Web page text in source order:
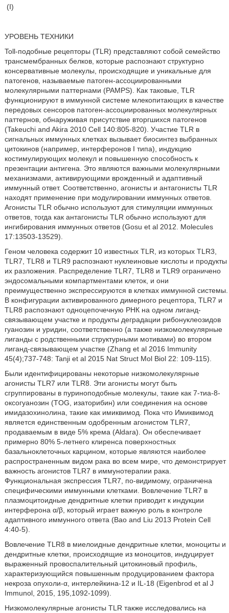
(I)
УРОВЕНЬ ТЕХНИКИ
Toll-подобные рецепторы (TLR) представляют собой семейство
трансмембранных белков, которые распознают структурно
консервативные молекулы, происходящие и уникальные для
патогенов, называемые патоген-ассоциированными
молекулярными паттернами (PAMPS). Как таковые, TLR
функционируют в иммунной системе млекопитающих в качестве
передовых сенсоров патоген-ассоциированных молекулярных
паттернов, обнаруживая присутствие вторгшихся патогенов
(Takeuchi and Akira 2010 Cell 140:805-820). Участие TLR в
сигнальных иммунных клетках вызывает биосинтез выбранных
цитокинов (например, интерферонов I типа), индукцию
костимулирующих молекул и повышенную способность к
презентации антигена. Это являются важными молекулярными
механизмами, активирующими врожденный и адаптивный
иммунный ответ. Соответственно, агонисты и антагонисты TLR
находят применение при модулировании иммунных ответов.
Агонисты TLR обычно используют для стимуляции иммунных
ответов, тогда как антагонисты TLR обычно используют для
ингибирования иммунных ответов (Gosu et al 2012. Molecules
17:13503-13529).
Геном человека содержит 10 известных TLR, из которых TLR3,
TLR7, TLR8 и TLR9 распознают нуклеиновые кислоты и продукты
их разложения. Распределение TLR7, TLR8 и TLR9 ограничено
эндосомальными компартментами клеток, и они
преимущественно экспрессируются в клетках иммунной системы.
В конфигурации активированного димерного рецептора, TLR7 и
TLR8 распознают одноцепочечную РНК на одном лиганд-
связывающем участке и продукты деградации рибонуклеозидов
гуанозин и уридин, соответственно (а также низкомолекулярные
лиганды с родственными структурными мотивами) во втором
лиганд-связывающем участке (Zhang et al 2016 Immunity
45(4);737-748: Tanji et al 2015 Nat Struct Mol Biol 22: 109-115).
Были идентифицированы некоторые низкомолекулярные
агонисты TLR7 или TLR8. Эти агонисты могут быть
сгруппированы в пуриноподобные молекулы, такие как 7-тиа-8-
оксогуанозин (TOG, изаторибин) или соединения на основе
имидазохинолина, такие как имиквимод. Пока что Имиквимод
является единственным одобренным агонистом TLR7,
продаваемым в виде 5% крема (Aldara). Он обеспечивает
примерно 80% 5-летнего клиренса поверхностных
базальноклеточных карцином, которые являются наиболее
распространенным видом рака во всем мире, что демонстрирует
важность агонистов TLR7 в иммунотерапии рака.
Функциональная экспрессия TLR7, по-видимому, ограничена
специфическими иммунными клетками. Вовлечение TLR7 в
плазмоцитоидные дендритные клетки приводит к индукции
интерферона α/β, который играет важную роль в контроле
адаптивного иммунного ответа (Bao and Liu 2013 Protein Cell
4:40-5).
Вовлечение TLR8 в миелоидные дендритные клетки, моноциты и
дендритные клетки, происходящие из моноцитов, индуцирует
выраженный провоспалительный цитокиновый профиль,
характеризующийся повышенным продуцированием фактора
некроза опухоли-α, интерлейкина-12 и IL-18 (Eigenbrod et al J
Immunol, 2015, 195,1092-1099).
Низкомолекулярные агонисты TLR также исследовались на